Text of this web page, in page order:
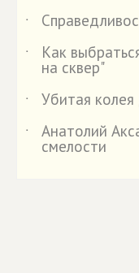
˙
˙
Как
на сквер"
˙
Убитая
˙
Анатолий
смелости